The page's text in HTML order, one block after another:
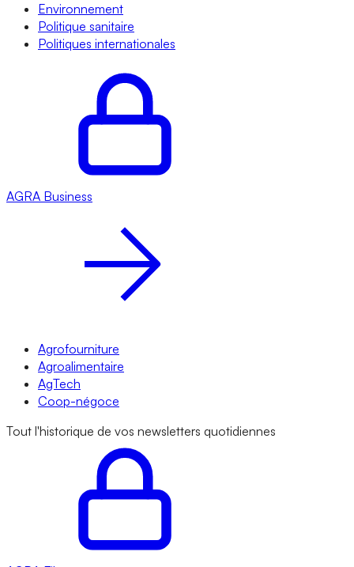
Environnement
Politique sanitaire
Politiques internationales
AGRA Business
Agrofourniture
Agroalimentaire
AgTech
Coop-négoce
Tout l'historique de vos newsletters quotidiennes